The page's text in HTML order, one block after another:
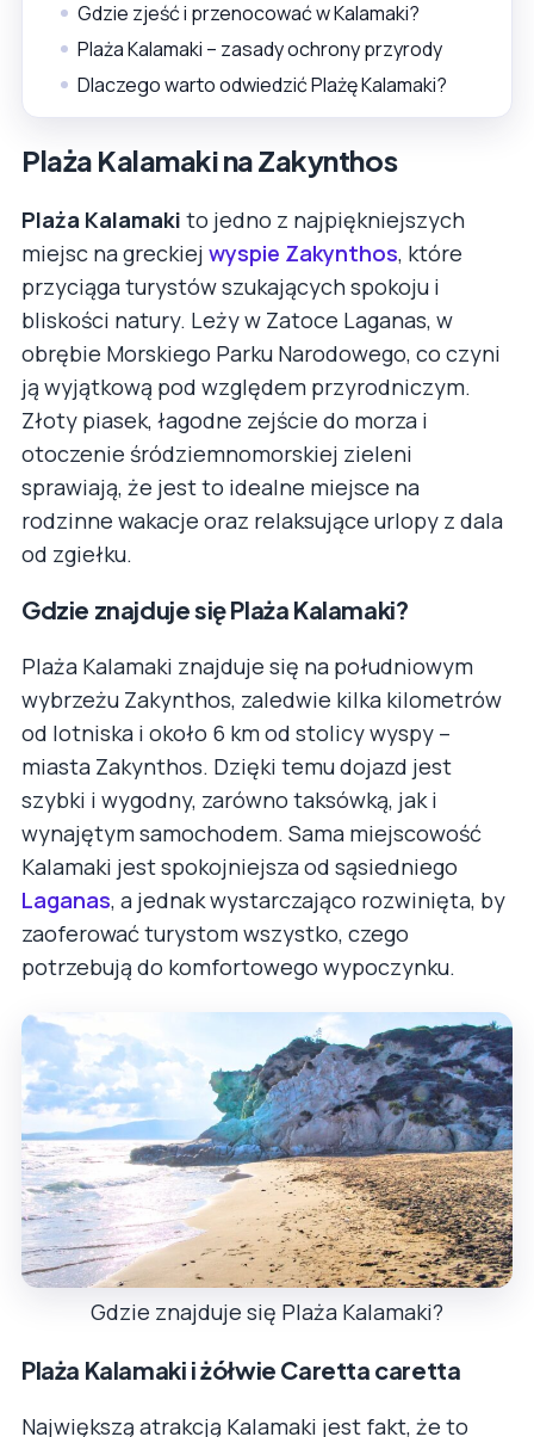
Gdzie zjeść i przenocować w Kalamaki?
Plaża Kalamaki – zasady ochrony przyrody
Dlaczego warto odwiedzić Plażę Kalamaki?
Plaża Kalamaki na Zakynthos
Plaża Kalamaki to jedno z najpiękniejszych
miejsc na greckiej wyspie Zakynthos, które
przyciąga turystów szukających spokoju i
bliskości natury. Leży w Zatoce Laganas, w
obrębie Morskiego Parku Narodowego, co czyni
ją wyjątkową pod względem przyrodniczym.
Złoty piasek, łagodne zejście do morza i
otoczenie śródziemnomorskiej zieleni
sprawiają, że jest to idealne miejsce na
rodzinne wakacje oraz relaksujące urlopy z dala
od zgiełku.
Gdzie znajduje się Plaża Kalamaki?
Plaża Kalamaki znajduje się na południowym
wybrzeżu Zakynthos, zaledwie kilka kilometrów
od lotniska i około 6 km od stolicy wyspy –
miasta Zakynthos. Dzięki temu dojazd jest
szybki i wygodny, zarówno taksówką, jak i
wynajętym samochodem. Sama miejscowość
Kalamaki jest spokojniejsza od sąsiedniego
Laganas, a jednak wystarczająco rozwinięta, by
zaoferować turystom wszystko, czego
potrzebują do komfortowego wypoczynku.
Gdzie znajduje się Plaża Kalamaki?
Plaża Kalamaki i żółwie Caretta caretta
Największą atrakcją Kalamaki jest fakt, że to